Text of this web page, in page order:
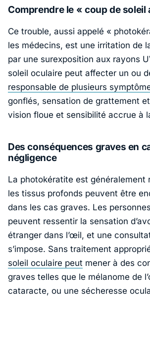
Comprendre le « coup de soleil
Ce trouble, aussi appelé «
les médecins, est une irritation de
par une surexposition aux rayons
soleil oculaire peut affecter un ou
responsable de plusieurs
gonflés, sensation de grattement
vision floue et sensibilité accrue à
Des conséquences graves en
négligence
La photokératite est généralement
les tissus profonds peuvent être
dans les cas graves. Les
peuvent ressentir la sensation
étranger dans l’œil, et une
s’impose. Sans traitement
soleil oculaire peut mener à des
graves telles que le mélanome de
cataracte, ou une sécheresse